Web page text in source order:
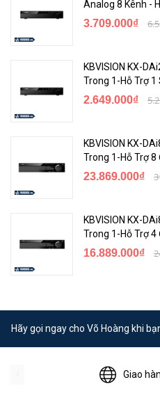
Analog 8 Kênh -
3.709.000₫
KBVISION KX-
Trong 1-Hỗ Trợ 1
2.649.000₫
KBVISION KX-
Trong 1-Hỗ Trợ 8
23.869.000₫
KBVISION KX-
Trong 1-Hỗ Trợ 4
16.889.000₫
Hãy gọi ngay cho Võ Hoàng khi
Giao